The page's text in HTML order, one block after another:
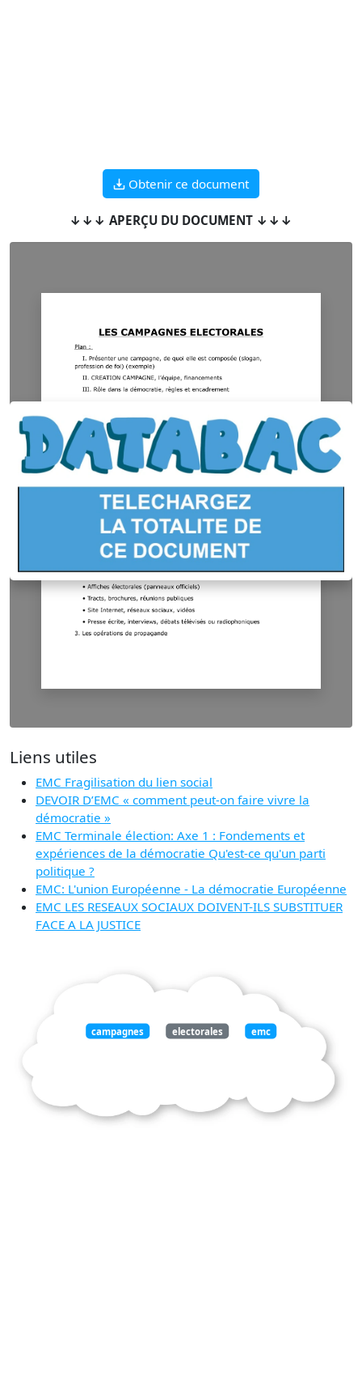
Obtenir ce document
↓↓↓ APERÇU DU DOCUMENT ↓↓↓
Liens utiles
EMC Fragilisation du lien social
DEVOIR D’EMC « comment peut-on faire vivre la
démocratie »
EMC Terminale élection: Axe 1 : Fondements et
expériences de la démocratie Qu'est-ce qu'un parti
politique ?
EMC: L'union Européenne - La démocratie Européenne
EMC LES RESEAUX SOCIAUX DOIVENT-ILS SUBSTITUER
FACE A LA JUSTICE
campagnes electorales emc